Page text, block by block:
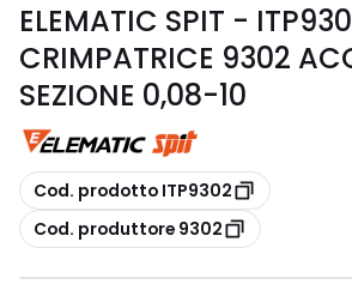
ELEMATIC SPIT -
CRIMPATRICE 9302
SEZIONE 0,08-10
copia
Cod. prodotto ITP9302
copia
Cod. produttore 9302